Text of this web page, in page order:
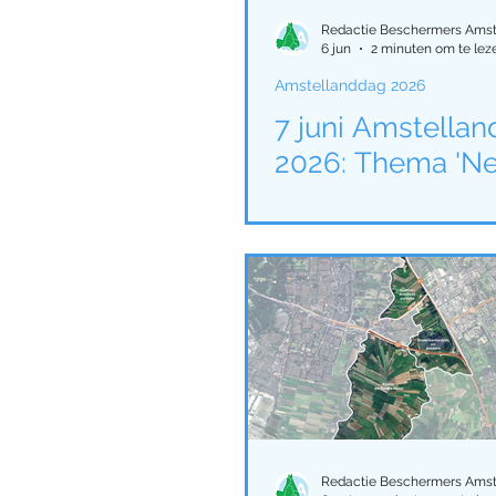
Activiteiten Amstellanddag
Amstellanddag 2025
Waterschap Amstel, Gooi
Redactie Beschermers
6 jun
2 minuten om te
Amstellanddag 2026
7 juni
2026: Thema
Redactie Beschermers